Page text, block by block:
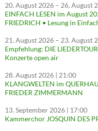
20. August 2026 – 26. August
EINFACH LESEN im August
FRIEDRICH • Lesung in
21. August 2026 – 23. August
Empfehlung: DIE
Konzerte open air
28. August 2026 | 21:00
KLANGWELTEN im
FRIEDER ZIMMERMANN
13. September 2026 | 17:00
Kammerchor JOSQUIN DES